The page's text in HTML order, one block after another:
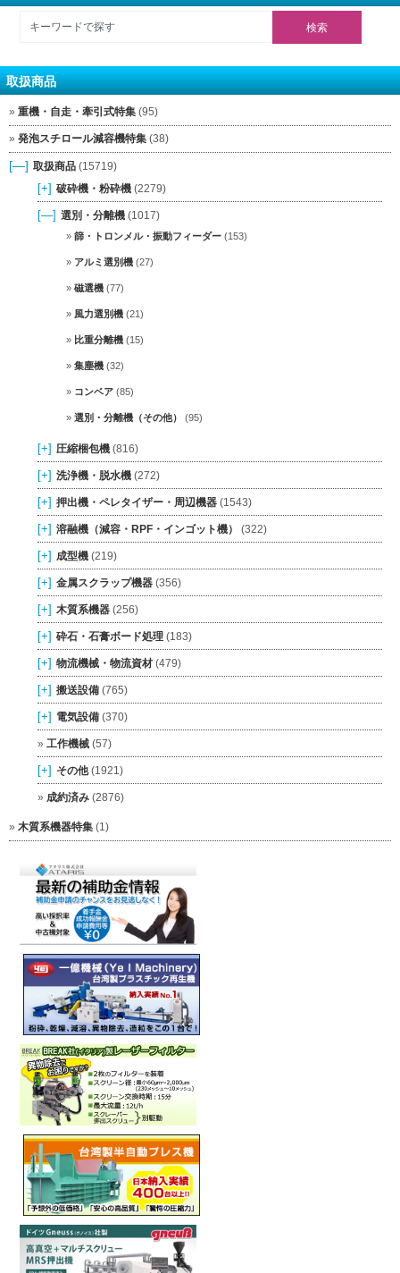
取扱商品
重機・自走・牽引式特集 (95)
発泡スチロール減容機特集 (38)
[—] 取扱商品 (15719)
[+] 破砕機・粉砕機 (2279)
[—] 選別・分離機 (1017)
篩・トロンメル・振動フィーダー (153)
アルミ選別機 (27)
磁選機 (77)
風力選別機 (21)
比重分離機 (15)
集塵機 (32)
コンベア (85)
選別・分離機（その他） (95)
[+] 圧縮梱包機 (816)
[+] 洗浄機・脱水機 (272)
[+] 押出機・ペレタイザー・周辺機器 (1543)
[+] 溶融機（減容・RPF・インゴット機） (322)
[+] 成型機 (219)
[+] 金属スクラップ機器 (356)
[+] 木質系機器 (256)
[+] 砕石・石膏ボード処理 (183)
[+] 物流機械・物流資材 (479)
[+] 搬送設備 (765)
[+] 電気設備 (370)
工作機械 (57)
[+] その他(1921)
成約済み (2876)
木質系機器特集 (1)